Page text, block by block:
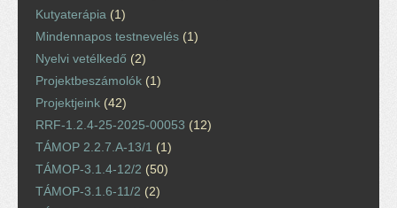
Kutyaterápia (1)
Mindennapos testnevelés (1)
Nyelvi vetélkedő (2)
Projektbeszámolók (1)
Projektjeink (42)
RRF-1.2.4-25-2025-00053 (12)
TÁMOP 2.2.7.A-13/1 (1)
TÁMOP-3.1.4-12/2 (50)
TÁMOP-3.1.6-11/2 (2)